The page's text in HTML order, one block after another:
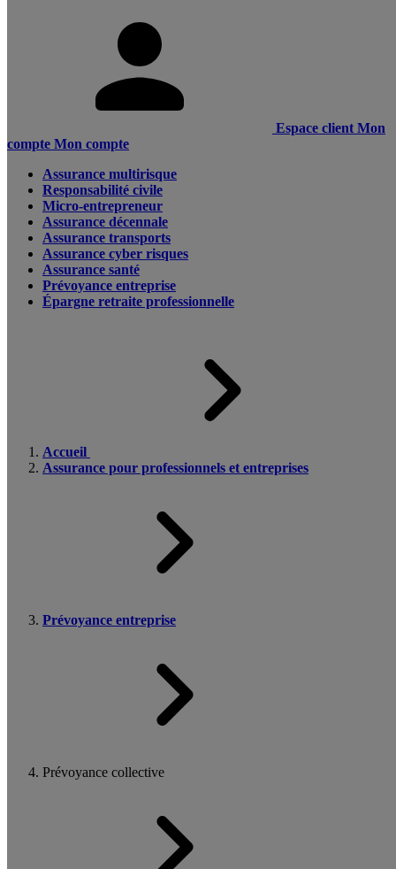
Espace client Mon
compte Mon compte
Assurance multirisque
Responsabilité civile
Micro-entrepreneur
Assurance décennale
Assurance transports
Assurance cyber risques
Assurance santé
Prévoyance entreprise
Épargne retraite professionnelle
Accueil
Assurance pour professionnels et entreprises
Prévoyance entreprise
Prévoyance collective